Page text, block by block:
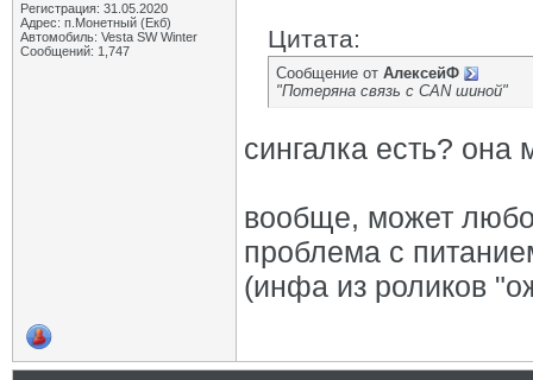
Регистрация: 31.05.2020
Адрес: п.Монетный (Екб)
Автомобиль: Vesta SW Winter
Сообщений: 1,747
Цитата:
Сообщение от АлексейФ
"Потеряна связь с CAN шиной"
сингалка есть?
вообще, может
проблема с
(инфа из роликов